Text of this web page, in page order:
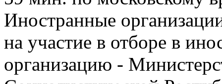
Иностранные
на участие в отборе в
организацию -